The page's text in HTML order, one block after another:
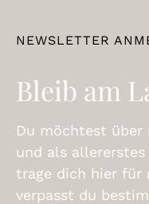
NEWSLETTER
Bleib am
Du möchtest über
und als
trage dich hier für
verpasst du